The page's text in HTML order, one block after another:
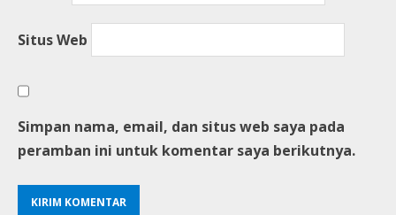
Situs Web
Simpan nama, email, dan situs web saya pada
peramban ini untuk komentar saya berikutnya.